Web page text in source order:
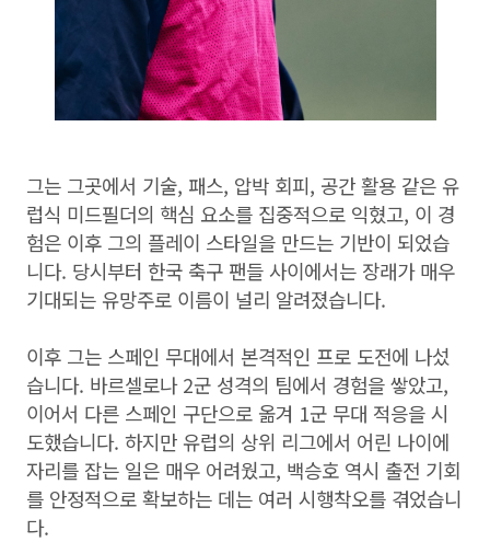
그는 그곳에서 기술, 패스, 압박 회피, 공간 활용 같은 유
럽식 미드필더의 핵심 요소를 집중적으로 익혔고, 이 경
험은 이후 그의 플레이 스타일을 만드는 기반이 되었습
니다. 당시부터 한국 축구 팬들 사이에서는 장래가 매우
기대되는 유망주로 이름이 널리 알려졌습니다.
이후 그는 스페인 무대에서 본격적인 프로 도전에 나섰
습니다. 바르셀로나 2군 성격의 팀에서 경험을 쌓았고,
이어서 다른 스페인 구단으로 옮겨 1군 무대 적응을 시
도했습니다. 하지만 유럽의 상위 리그에서 어린 나이에
자리를 잡는 일은 매우 어려웠고, 백승호 역시 출전 기회
를 안정적으로 확보하는 데는 여러 시행착오를 겪었습니
다.